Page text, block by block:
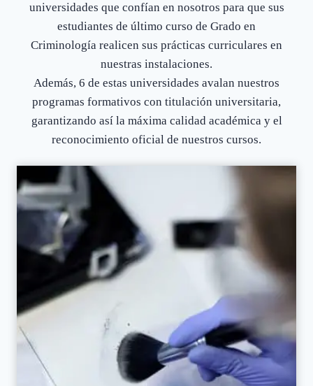
universidades que confían en nosotros para que sus
estudiantes de último curso de Grado en
Criminología realicen sus prácticas curriculares en
nuestras instalaciones.
Además, 6 de estas universidades avalan nuestros
programas formativos con titulación universitaria,
garantizando así la máxima calidad académica y el
reconocimiento oficial de nuestros cursos.